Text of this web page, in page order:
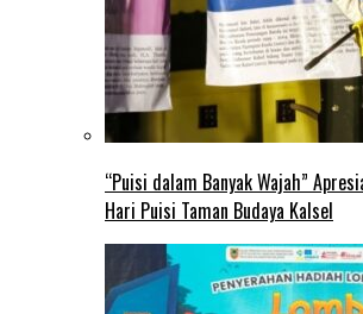
“Puisi dalam Banyak Wajah”
Hari Puisi Taman Budaya Kalsel